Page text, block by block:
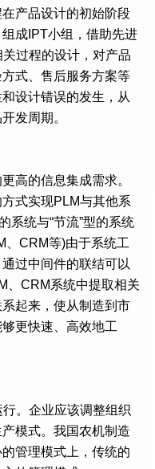
产品设计的初始阶段
成IPT小组，借助先进
过程的设计，对产品
式、售后服务方案等
设计错误的发生，从
发周期。
高的信息集成需求。
式实现PLM与其他系
系统与“节流”型的系统
、CRM等)由于系统工
过中间件的联结可以
、CRM系统中提取相关
起来，使从制造到市
更快速、高效地工
。企业应该调整组织
模式。我国农机制造
管理模式上，传统的